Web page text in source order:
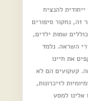
להנציח
זה, נחקור סיפורים
שמות ילדים,
השראה. נלמד
את חיינו
קעקועים הם לא
לזיכרונות,
אלינו למסע